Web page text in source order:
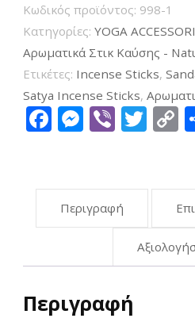
Sandalwood
Incense
Sticks
σε
κουτί
12τμχ
Κωδικός προϊόντος: 998-1
Κατηγορίες: YOGA
Αρωματικά Στικ Καύσης -
Ετικέτες: Incense Sticks,
Satya Incense Sticks,
Facebook
Viber
Περιγραφή
Περιγραφή